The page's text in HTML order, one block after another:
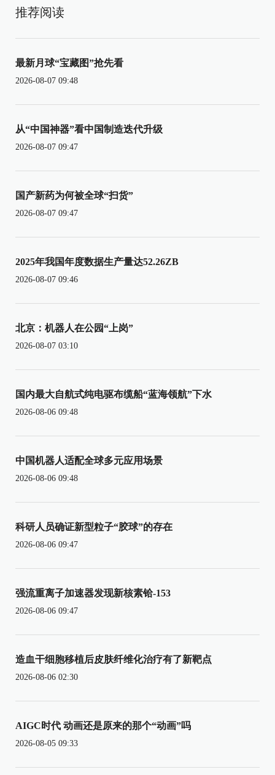
推荐阅读
最新月球“宝藏图”抢先看
2026-08-07 09:48
从“中国神器”看中国制造迭代升级
2026-08-07 09:47
国产新药为何被全球“扫货”
2026-08-07 09:47
2025年我国年度数据生产量达52.26ZB
2026-08-07 09:46
北京：机器人在公园“上岗”
2026-08-07 03:10
国内最大自航式纯电驱布缆船“蓝海领航”下水
2026-08-06 09:48
中国机器人适配全球多元应用场景
2026-08-06 09:48
科研人员确证新型粒子“胶球”的存在
2026-08-06 09:47
强流重离子加速器发现新核素铪-153
2026-08-06 09:47
造血干细胞移植后皮肤纤维化治疗有了新靶点
2026-08-06 02:30
AIGC时代 动画还是原来的那个“动画”吗
2026-08-05 09:33